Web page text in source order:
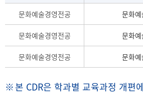
문화예술경영전공 문화
문화예술경영전공 문화
문화예술경영전공 문화
본 CDR은 학과별 교육과정 개편